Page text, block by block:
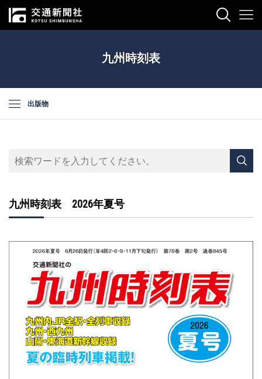
九州時刻表
出版物
九州時刻表 2026年夏号